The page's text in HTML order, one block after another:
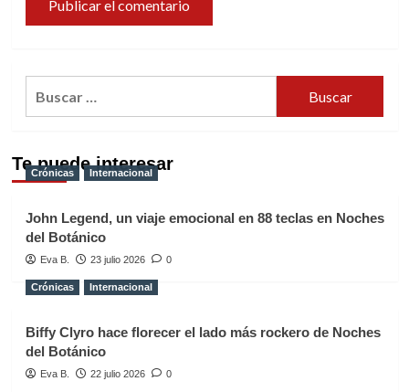
Te puede interesar
Crónicas Internacional
John Legend, un viaje emocional en 88 teclas en Noches
del Botánico
Eva B. 23 julio 2026 0
Crónicas Internacional
Biffy Clyro hace florecer el lado más rockero de Noches
del Botánico
Eva B. 22 julio 2026 0